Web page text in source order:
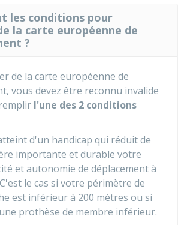
les conditions pour
la carte européenne de
?
de la carte européenne de
vous devez être reconnu invalide
l'une des 2 conditions
d'un handicap qui réduit de
importante et durable votre
et autonomie de déplacement à
le cas si votre périmètre de
est inférieur à 200 mètres ou si
prothèse de membre inférieur.